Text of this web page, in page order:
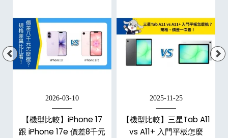
2026-03-10
【機型比較】iPhone 17
跟 iPhone 17e 價差8千元
2025-11-25
【機型比較】三星Tab A11
vs A11+ 入門平板怎麼